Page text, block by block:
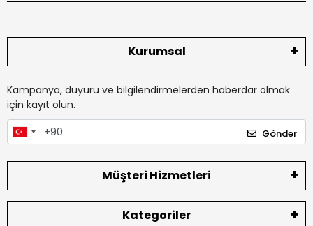
Kurumsal
Kampanya, duyuru ve bilgilendirmelerden haberdar olmak
için kayıt olun.
Gönder
Müşteri Hizmetleri
Kategoriler